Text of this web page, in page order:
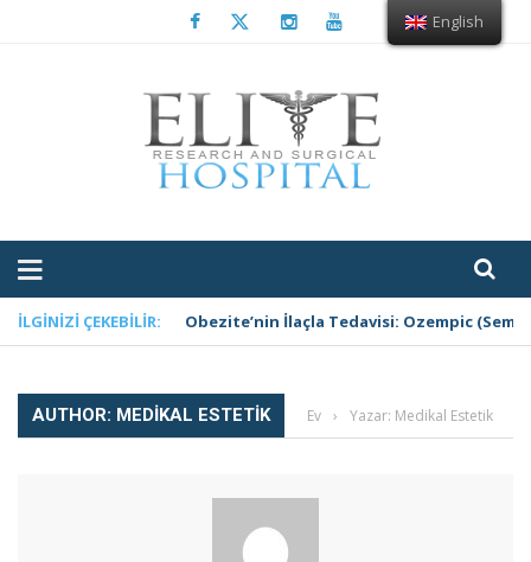
İLGINIZI ÇEKEBILIR: Obezite’nin İlaçla Tedavisi: Ozempic
AUTHOR: MEDIKAL ESTETIK Ev › Yazar: Medikal Estetik
English